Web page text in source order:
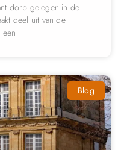
dorp gelegen in de
deel uit van de
Blog